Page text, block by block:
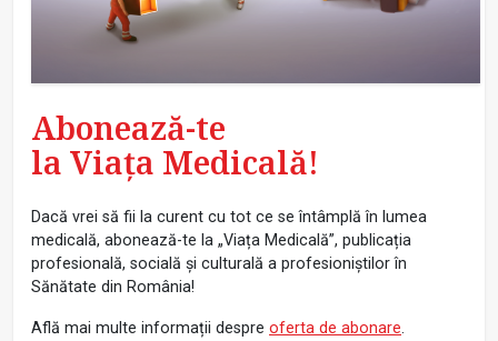
Abonează-te
la Viața Medicală!
Dacă vrei să fii la curent cu tot ce se întâmplă în lumea
medicală, abonează-te la „Viața Medicală”, publicația
profesională, socială și culturală a profesioniștilor în
Sănătate din România!
Află mai multe informații despre oferta de abonare.